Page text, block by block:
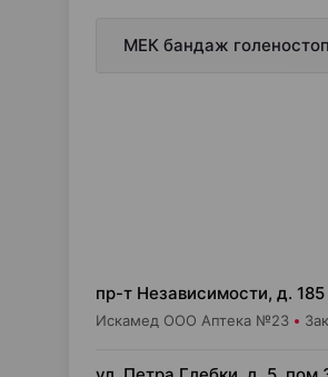
МЕК бандаж
пр-т Независимости, д. 185
Искамед ООО Аптека №23